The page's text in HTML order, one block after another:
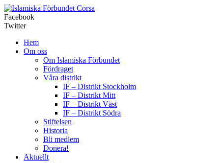
Corsa
Facebook
Twitter
Hem
Om oss
Om Islamiska Förbundet
Fördraget
Våra distrikt
IF – Distrikt Stockholm
IF – Distrikt Mitt
IF – Distrikt Väst
IF – Distrikt Södra
Stiftelsen
Historia
Bli medlem
Donera!
Aktuellt